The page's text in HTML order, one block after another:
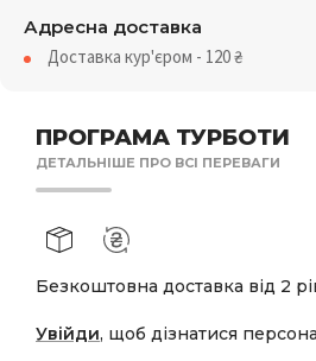
ПРОГРАМА ТУРБОТИ
ДЕТАЛЬНІШЕ ПРО ВСІ ПЕРЕВАГИ
Безкоштовна доставка від 2
Увійди, щоб дізнатися
Адресна доставка
Доставка кур'єром - 120₴